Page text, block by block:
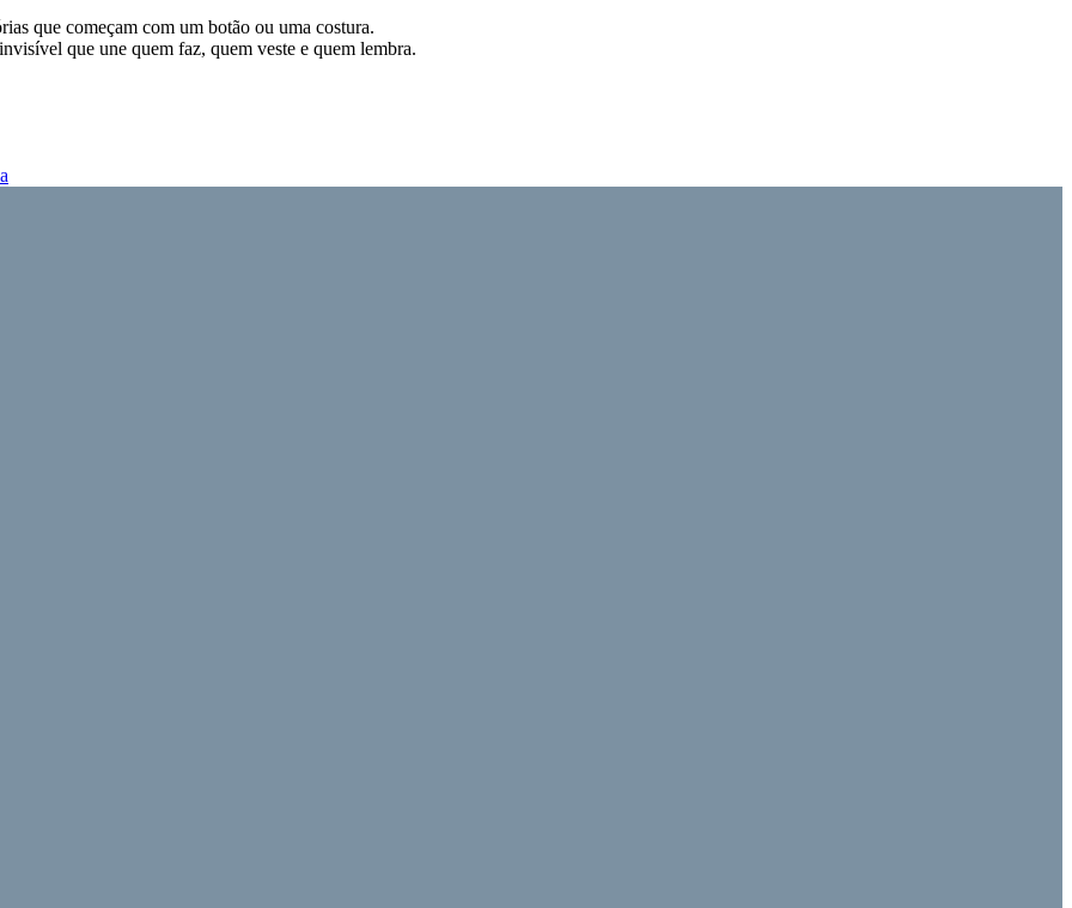
que começam com um botão ou uma costura.
que une quem faz, quem veste e quem lembra.